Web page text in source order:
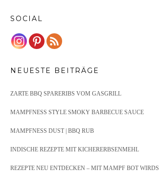
SOCIAL
NEUESTE BEITRÄGE
ZARTE BBQ SPARERIBS VOM GASGRILL
MAMPFNESS STYLE SMOKY BARBECUE SAUCE
MAMPFNESS DUST | BBQ RUB
INDISCHE REZEPTE MIT KICHERERBSENMEHL
REZEPTE NEU ENTDECKEN – MIT MAMPF BOT WIRDS